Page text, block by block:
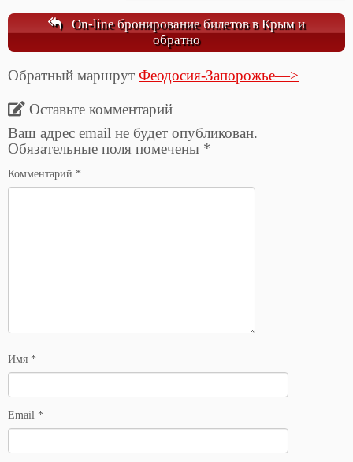
On-line бронирование билетов в Крым и
обратно
Обратный маршрут Феодосия-Запорожье—>
Оставьте комментарий
Ваш адрес email не будет опубликован.
Обязательные поля помечены *
Комментарий *
Имя *
Email *